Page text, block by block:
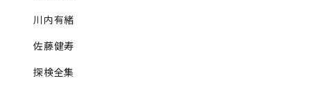
川内有緒
佐藤健寿
探検全集